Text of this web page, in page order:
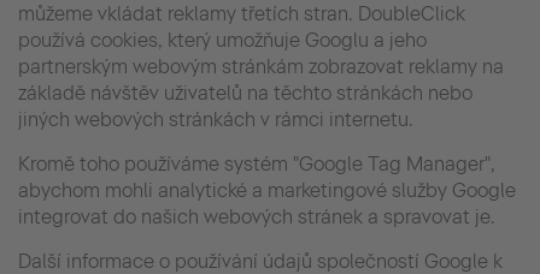
můžeme vkládat reklamy třetích stran. DoubleClick
používá cookies, který umožňuje Googlu a jeho
partnerským webovým stránkám zobrazovat reklamy na
základě návštěv uživatelů na těchto stránkách nebo
jiných webových stránkách v rámci internetu.
Kromě toho používáme systém "Google Tag Manager",
abychom mohli analytické a marketingové služby Google
integrovat do našich webových stránek a spravovat je.
Další informace o používání údajů společností Google k